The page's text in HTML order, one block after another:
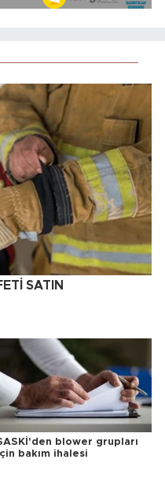
SATIN
blower grupları
bakım ihalesi